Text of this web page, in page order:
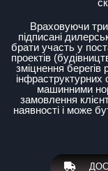
Враховуючи
підписані
брати участь у
проектів
зміцнення берегів
інфраструктурних
машинними
замовлення
наявності і може